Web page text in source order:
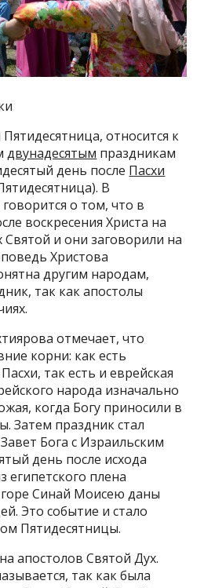
относится к
двунадесятым праздникам
день после Пасхи
В
о том, что в
воскресения Христа на
и они заговорили на
Христова
другим народам,
так как апостолы
отмечает, что
корни: как есть
так есть и еврейская
народа изначально
когда Богу приносили в
Затем праздник стал
Бога с Израильским
день после исхода
египетского плена
горе Синай Моисею даны
Это событие и стало
Пятидесятницы.
апостолов Святой Дух.
так как была